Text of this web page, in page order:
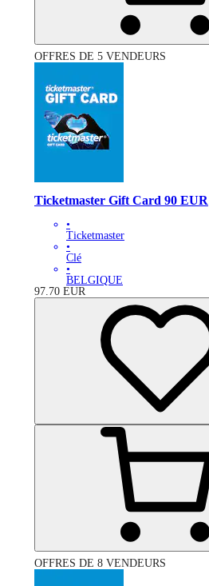
OFFRES DE 5 VENDEURS
Ticketmaster Gift Card 90 EUR
•
Ticketmaster
•
Clé
•
BELGIQUE
97.70 EUR
OFFRES DE 8 VENDEURS